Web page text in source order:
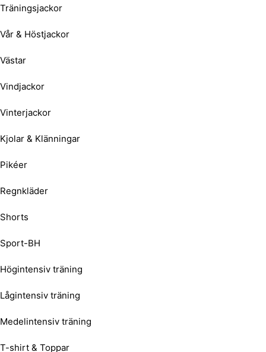
Träningsjackor
Vår & Höstjackor
Västar
Vindjackor
Vinterjackor
Kjolar & Klänningar
Pikéer
Regnkläder
Shorts
Sport-BH
Högintensiv träning
Lågintensiv träning
Medelintensiv träning
T-shirt & Toppar